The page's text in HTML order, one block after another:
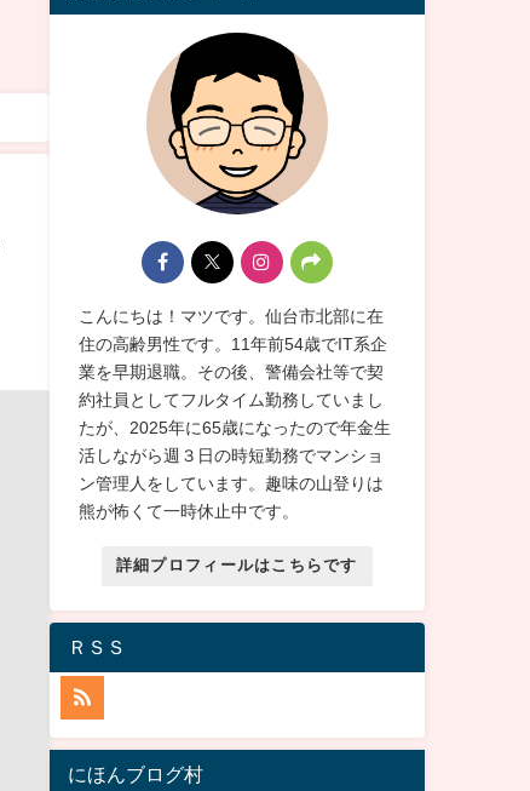
こんにちは！マツです。仙台市北部に在
住の高齢男性です。11年前54歳でIT系企
業を早期退職。その後、警備会社等で契
約社員としてフルタイム勤務していまし
たが、2025年に65歳になったので年金生
活しながら週３日の時短勤務でマンショ
ン管理人をしています。趣味の山登りは
熊が怖くて一時休止中です。
詳細プロフィールはこちらです
ＲＳＳ
にほんブログ村